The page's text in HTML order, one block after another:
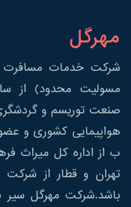
مهرگل
شرکت خدمات مسافرت
صنعت توریسم و گردشگری
ب از اداره کل میراث
تهران و قطار از شرکت
باشد.شرکت مهرگل سیر